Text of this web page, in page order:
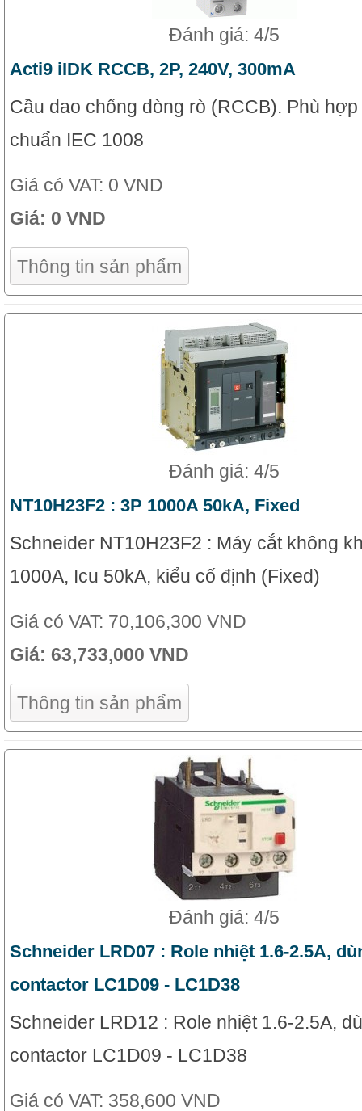
Đánh giá: 4/5
Acti9 iIDK RCCB, 2P, 240V, 300mA
Cầu dao chống dòng rò (RCCB). Phù
chuẩn IEC 1008
Giá có VAT: 0 VND
Giá: 0 VND
Thông tin sản phẩm
Đánh giá: 4/5
NT10H23F2 : 3P 1000A 50kA, Fixed
Schneider NT10H23F2 : Máy cắt không
1000A, Icu 50kA, kiểu cố định (Fixed)
Giá có VAT: 70,106,300 VND
Giá: 63,733,000 VND
Thông tin sản phẩm
Đánh giá: 4/5
Schneider LRD07 : Role nhiệt 1.6-2.5A,
contactor LC1D09 - LC1D38
Schneider LRD12 : Role nhiệt 1.6-2.5A,
contactor LC1D09 - LC1D38
Giá có VAT: 358,600 VND